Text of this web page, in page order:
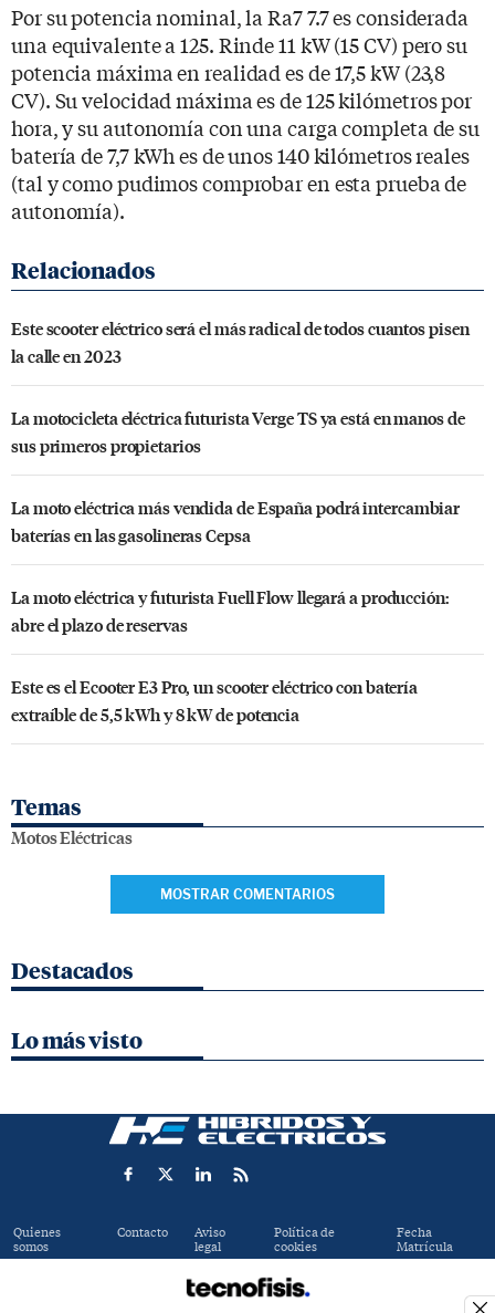
Por su potencia nominal, la Ra7 7.7 es considerada
una equivalente a 125. Rinde 11 kW (15 CV) pero su
potencia máxima en realidad es de 17,5 kW (23,8
CV). Su velocidad máxima es de 125 kilómetros por
hora, y su autonomía con una carga completa de su
batería de 7,7 kWh es de unos 140 kilómetros reales
(tal y como pudimos comprobar en esta prueba de
autonomía).
Este scooter eléctrico será el más radical de todos cuantos pisen
la calle en 2023
La motocicleta eléctrica futurista Verge TS ya está en manos de
sus primeros propietarios
La moto eléctrica más vendida de España podrá intercambiar
baterías en las gasolineras Cepsa
La moto eléctrica y futurista Fuell Flow llegará a producción:
abre el plazo de reservas
Este es el Ecooter E3 Pro, un scooter eléctrico con batería
extraíble de 5,5 kWh y 8 kW de potencia
Temas
Motos Eléctricas
MOSTRAR COMENTARIOS
Destacados
Lo más visto
Quienes
somos
Contacto Aviso
legal
Política de
cookies
Fecha
Matrícula